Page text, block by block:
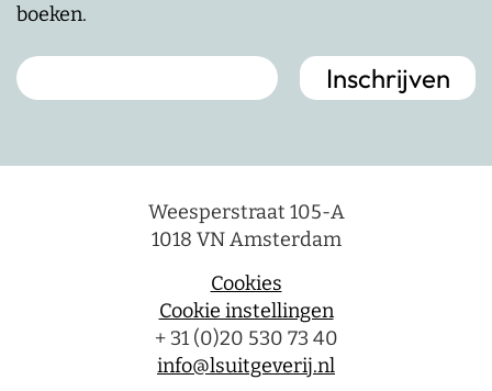
boeken.
Weesperstraat 105-A
1018 VN Amsterdam
Cookies
Cookie instellingen
+ 31 (0)20 530 73 40
info@lsuitgeverij.nl